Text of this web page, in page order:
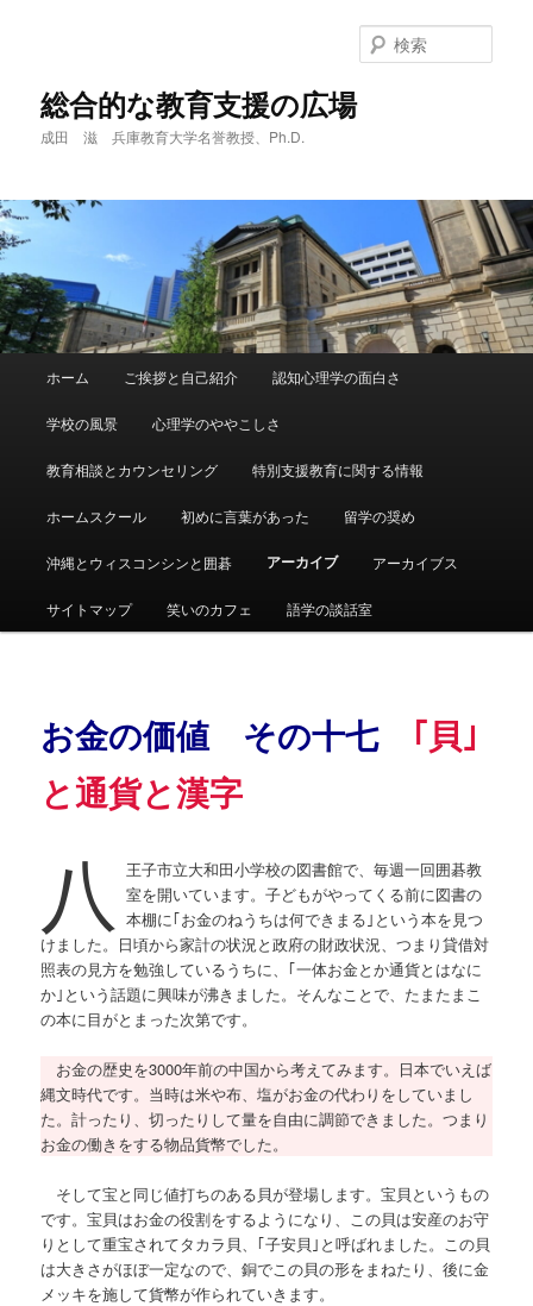
へ
移
動
総合的な教育支援の広場
成田 滋 兵庫教育大学名誉教授、Ph.D.
索
ホーム ご挨拶と自己紹介 認知心理学の面白さ
学校の風景 心理学のややこしさ
教育相談とカウンセリング 特別支援教育に関する情報
ホームスクール 初めに言葉があった 留学の奨め
沖縄とウィスコンシンと囲碁 アーカイブ アーカイブス
サイトマップ 笑いのカフェ 語学の談話室
お金の価値 その十七｢貝｣
と通貨と漢字
八
王子市立大和田小学校の図書館で、毎週一回囲碁教
室を開いています。子どもがやってくる前に図書の
本棚に｢お金のねうちは何できまる｣という本を見つ
けました。日頃から家計の状況と政府の財政状況、つまり貸借対
照表の見方を勉強しているうちに、｢一体お金とか通貨とはなに
か｣という話題に興味が沸きました。そんなことで、たまたまこ
の本に目がとまった次第です。
お金の歴史を3000年前の中国から考えてみます。日本でいえば
縄文時代です。当時は米や布、塩がお金の代わりをしていまし
た。計ったり、切ったりして量を自由に調節できました。つまり
お金の働きをする物品貨幣でした。
そして宝と同じ値打ちのある貝が登場します。宝貝というもの
です。宝貝はお金の役割をするようになり、この貝は安産のお守
りとして重宝されてタカラ貝、｢子安貝｣と呼ばれました。この貝
は大きさがほぼ一定なので、銅でこの貝の形をまねたり、後に金
メッキを施して貨幣が作られていきます。